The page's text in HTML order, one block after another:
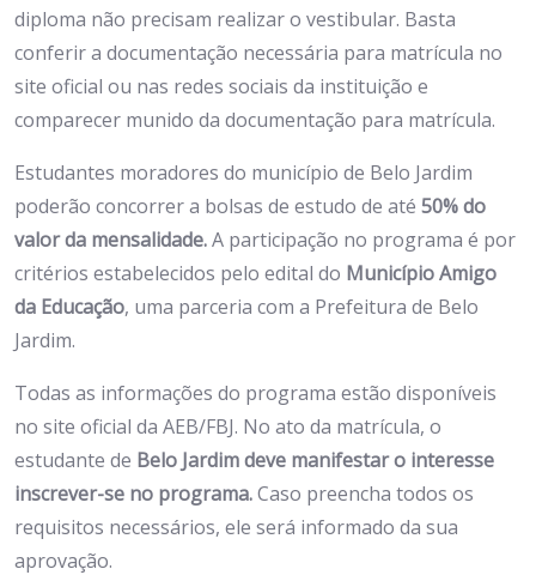
diploma não precisam realizar o vestibular. Basta
conferir a documentação necessária para matrícula no
site oficial ou nas redes sociais da instituição e
comparecer munido da documentação para matrícula.
Estudantes moradores do município de Belo Jardim
poderão concorrer a bolsas de estudo de até 50% do
valor da mensalidade.A participação no programa é por
critérios estabelecidos pelo edital do Município Amigo
da Educação, uma parceria com a Prefeitura de Belo
Jardim.
Todas as informações do programa estão disponíveis
no site oficial da AEB/FBJ. No ato da matrícula, o
estudante de Belo Jardim deve manifestar o interesse
inscrever-se no programa.Caso preencha todos os
requisitos necessários, ele será informado da sua
aprovação.